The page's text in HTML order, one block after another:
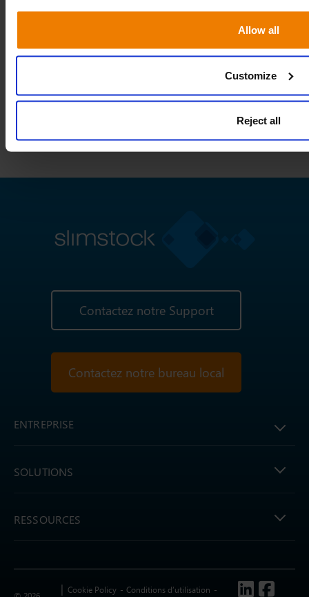
Allow all
Customize
Reject all
Contactez notre Support
Contactez notre bureau local
ENTREPRISE
SOLUTIONS
RESSOURCES
Cookie Policy Conditions d’utilisation Follow us